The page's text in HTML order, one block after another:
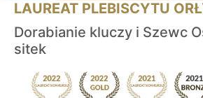
LAUREAT PLEBISCYTU
Dorabianie kluczy i Szewc
sitek